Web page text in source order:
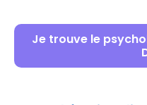
Je trouve le